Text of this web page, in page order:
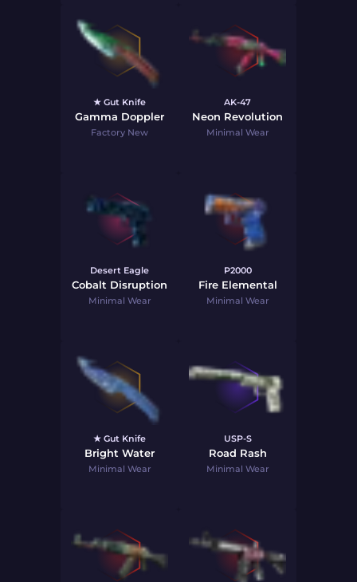
★ Gut Knife
Gamma Doppler
Factory New
AK-47
Neon Revolution
Minimal Wear
Desert Eagle
Cobalt Disruption
Minimal Wear
P2000
Fire Elemental
Minimal Wear
★ Gut Knife
Bright Water
Minimal Wear
USP-S
Road Rash
Minimal Wear